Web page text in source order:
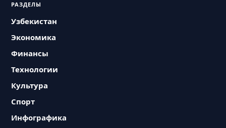
РАЗДЕЛЫ
Узбекистан
Экономика
Финансы
Технологии
Культура
Спорт
Инфографика